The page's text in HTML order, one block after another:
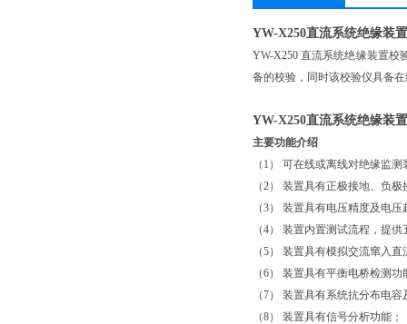
YW-X250直流系统绝缘装
YW-X250 直流系统绝缘装置校
备的校验，同时该校验仪具备
YW-X250直流系统绝缘装
主要功能介绍
（1） 可在线或离线对绝缘监
（2） 装置具有正极接地、负
（3） 装置具有电压精度及电
（4） 装置内置测试流程，提
（5） 装置具有模拟交流窜入
（6） 装置具有平衡电桥检测功
（7） 装置具有系统抗分布电
（8） 装置具有信号分析功能；